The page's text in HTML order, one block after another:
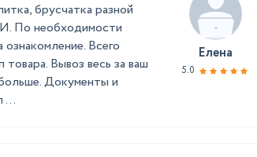
брусчатка разной
По необходимости
Всего
Вывоз весь за ваш
Документы и
...
Елена
5.0